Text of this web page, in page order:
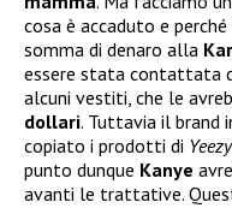
cosa è accaduto e
somma di denaro alla
essere stata contattata
alcuni vestiti, che le
dollari. Tuttavia il brand
copiato i prodotti di Yeezy
punto dunque Kanye
avanti le trattative.